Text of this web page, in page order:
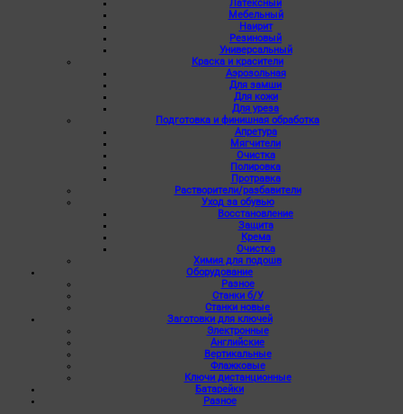
Латексный
Мебельный
Наирит
Резиновый
Универсальный
Краска и красители
Аэрозольная
Для замши
Для кожи
Для уреза
Подготовка и финишная обработка
Апретура
Мягчители
Очистка
Полировка
Протравка
Растворители/разбавители
Уход за обувью
Восстановление
Защита
Крема
Очистка
Химия для подошв
Оборудование
Разное
Станки б/У
Станки новые
Заготовки для ключей
Электронные
Английские
Вертикальные
Флажковые
Ключи дистанционные
Батарейки
Разное